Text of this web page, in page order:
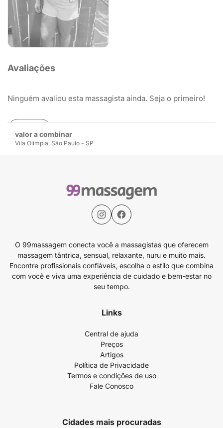
valor a combinar
Vila Olímpia, São Paulo - SP
Avaliações
Ninguém avaliou esta massagista ainda. Seja o primeiro!
Avaliar
O 99massagem conecta você a massagistas que oferecem
massagem tântrica, sensual, relaxante, nuru e muito mais.
Encontre profissionais confiáveis, escolha o estilo que combina
com você e viva uma experiência de cuidado e bem-estar no
seu tempo.
Links
Central de ajuda
Preços
Artigos
Política de Privacidade
Termos e condições de uso
Fale Conosco
Cidades mais procuradas